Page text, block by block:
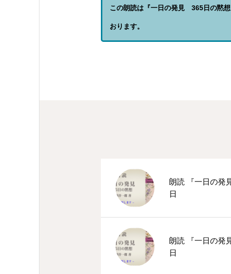
この朗読は『一日の発見 365日の黙想
おります。
朗読 『一日の発
日
朗読 『一日の発
日